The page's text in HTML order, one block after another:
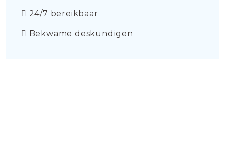
24/7 bereikbaar
Bekwame deskundigen